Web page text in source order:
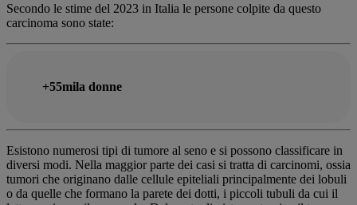
Secondo le stime del 2023 in Italia le persone colpite da questo
carcinoma sono state:
+55mila donne
Esistono numerosi tipi di tumore al seno e si possono classificare in
diversi modi. Nella maggior parte dei casi si tratta di carcinomi, ossia
tumori che originano dalle cellule epiteliali principalmente dei lobuli
o da quelle che formano la parete dei dotti, i piccoli tubuli da cui il